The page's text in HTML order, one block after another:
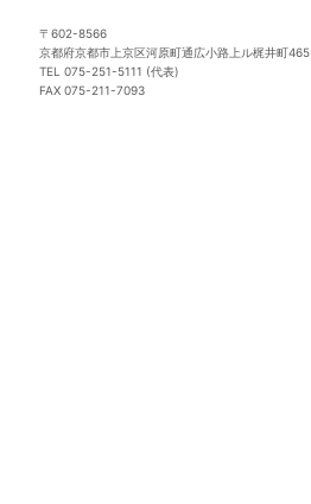
〒602-8566
京都府京都市上京区河原町通広小路上ル梶井町465
TEL 075-251-5111 (代表)
FAX 075-211-7093